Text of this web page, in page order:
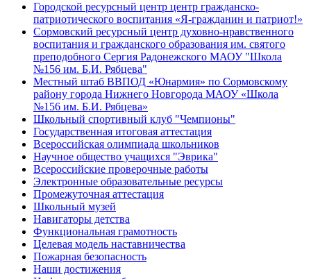
Городской ресурсный центр центр гражданско-
патриотического воспитания «Я-гражданин и патриот!»
Сормовский ресурсный центр духовно-нравственного
воспитания и гражданского образования им. святого
преподобного Сергия Радонежского МАОУ "Школа
№156 им. Б.И. Рябцева"
Местный штаб ВВПОД «Юнармия» по Сормовскому
району города Нижнего Новгорода МАОУ «Школа
№156 им. Б.И. Рябцева»
Школьный спортивный клуб "Чемпионы"
Государственная итоговая аттестация
Всероссийская олимпиада школьников
Научное общество учащихся "Эврика"
Всероссийские проверочные работы
Электронные образовательные ресурсы
Промежуточная аттестация
Школьный музей
Навигаторы детства
Функциональная грамотность
Целевая модель наставничества
Пожарная безопасность
Наши достижения